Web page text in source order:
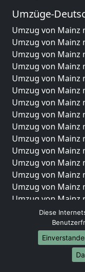
Umzüge-
Umzug von Mainz
Umzug von Mainz
Umzug von Mainz
Umzug von Mainz
Umzug von Mainz
Umzug von Mainz
Umzug von Mainz
Umzug von Mainz
Umzug von Mainz
Umzug von Mainz
Umzug von Mainz
Umzug von Mainz
Umzug von Mainz
Umzug von Mainz
Umzug von Mainz
Umzug von
Umzug von
Umzug von
Umzug von Mainz
Umzug von
Diese